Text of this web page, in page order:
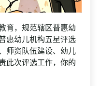
，规范辖区普惠幼
惠幼儿机构五星评选
师资队伍建设、幼儿
此次评选工作，你的